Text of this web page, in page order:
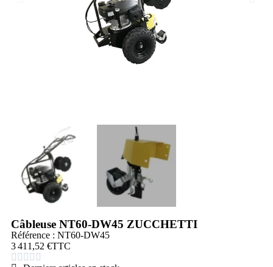
Câbleuse NT60-DW45 ZUCCHETTI
Référence : NT60-DW45
3 411,52 €TTC
    